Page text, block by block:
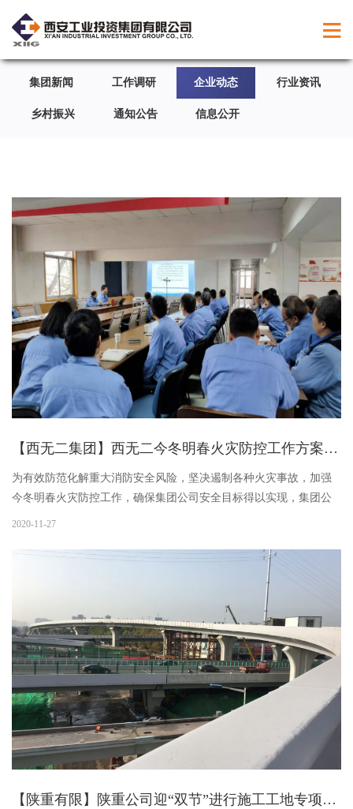
集团新闻 工作调研 企业动态 行业资讯
乡村振兴 通知公告 信息公开
【西无二集团】西无二今冬明春火灾防控工作方案部署及安全排查
为有效防范化解重大消防安全风险，坚决遏制各种火灾事故，加强
今冬明春火灾防控工作，确保集团公司安全目标得以实现，集团公
培训会上对《西安市西无二电子信息集团有限公司今冬明春火灾防
控工作方案》进行了宣讲，并进行了西无二消防安全明白人培训，
此次培训利用钉钉群进行了现场直播，号召全体职工学习贯彻。会
上，董事长指出冬季是火灾高发期，敏感子公司、电容子公司之前
都有火灾事故发生，因此必须要警...
2020-11-27
【陕重有限】陕重公司迎“双节”进行施工工地专项安全防火检查